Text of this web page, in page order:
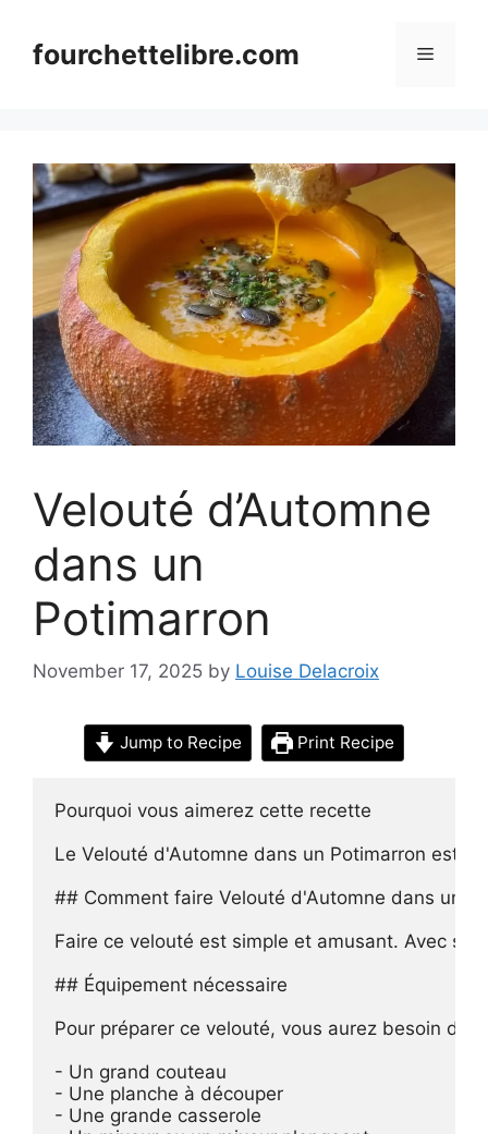
contentfourchettelibre.com Menu
Velouté d’Automne
dans un
Potimarron
November 17, 2025 by Louise Delacroix
Jump to Recipe Print Recipe
Pourquoi vous aimerez cette recette
Le Velouté d'Automne dans un Potimarron est
## Comment faire Velouté d'Automne dans un
Faire ce velouté est simple et amusant. Avec
## Équipement nécessaire
Pour préparer ce velouté, vous aurez besoin de
- Un grand couteau
- Une planche à découper
- Une grande casserole